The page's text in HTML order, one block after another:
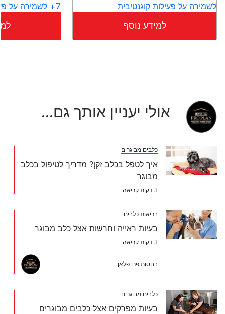
לשמירה על פעילות קוגנטיבית
למידע נוסף
7+ לשמירה על פעילות קוגנטיבית
אולי יעניין אותך גם...
כלבים מבוגרים
איך לטפל בכלב זקן? מדריך לטיפול בכלב
מבוגר
3 דקות קריאה
בריאות כלבים
בעיות ראייה וחרשות אצל כלב מבוגר
3 דקות קריאה
בחסות פרו פלאן
כלבים מבוגרים
בעיות מפרקים אצל כלבים מבוגרים